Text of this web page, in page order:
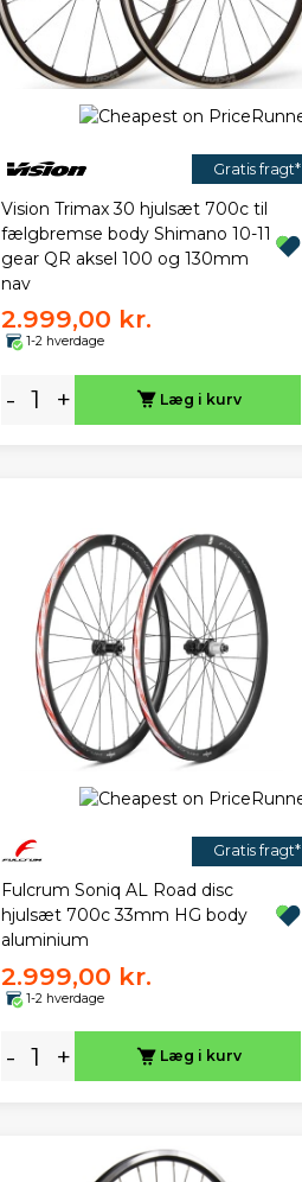
Gratis fragt*
Vision Trimax 30 hjulsæt 700c til
fælgbremse body Shimano 10-11
gear QR aksel 100 og 130mm
nav
2.999,00 kr.
1-2 hverdage
- + Læg i kurv
Gratis fragt*
Fulcrum Soniq AL Road disc
hjulsæt 700c 33mm HG body
aluminium
2.999,00 kr.
1-2 hverdage
- + Læg i kurv